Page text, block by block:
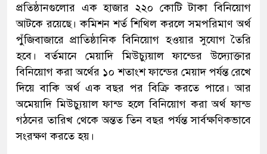
প্রতিষ্ঠানগুলোর এক হাজার ২২০ কোটি টাকা বিনিয়োগ
আটকে রয়েছে। কমিশন শর্ত শিথিল করলে সমপরিমাণ অর্থ
পুঁজিবাজারে প্রাতিষ্ঠানিক বিনিয়োগ হওয়ার সুযোগ তৈরি
হবে। বর্তমানে মেয়াদি মিউচ্যুয়াল ফান্ডের উদ্যোক্তার
বিনিয়োগ করা অর্থের ১০ শতাংশ ফান্ডের মেয়াদ পর্যন্ত রেখে
দিয়ে বাকি অর্থ এক বছর পর বিক্রি করতে পারে। আর
অমেয়াদি মিউচ্যুয়াল ফান্ড হলে বিনিয়োগ করা অর্থ ফান্ড
গঠনের তারিখ থেকে অন্তত তিন বছর পর্যন্ত সার্বক্ষণিকভাবে
সংরক্ষণ করতে হয়।